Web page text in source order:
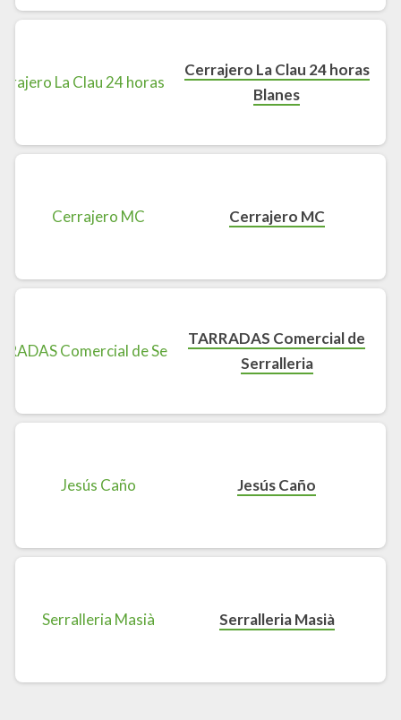
Cerrajero La Clau 24 horas
Blanes
Cerrajero MC
TARRADAS Comercial de
Serralleria
Jesús Caño
Serralleria Masià